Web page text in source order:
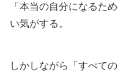
「本当の自分になるた
い気がする。
しかしながら「すべて